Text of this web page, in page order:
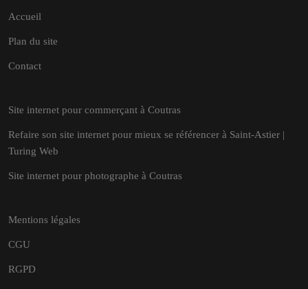
Accueil
Plan du site
Contact
Site internet pour commerçant à Coutras
Refaire son site internet pour mieux se référencer à Saint-Astier |
Turing Web
Site internet pour photographe à Coutras
Mentions légales
CGU
RGPD